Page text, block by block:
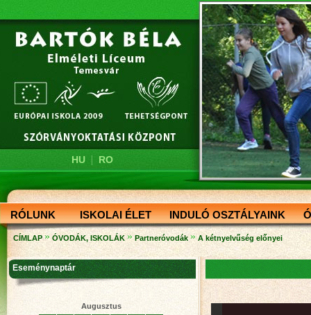
HU| RO
RÓLUNK ISKOLAI ÉLET INDULÓ OSZTÁLYAINK
CÍMLAP » ÓVODÁK, ISKOLÁK » Partneróvodák » A kétnyelvűség előnyei
Eseménynaptár
Augusztus